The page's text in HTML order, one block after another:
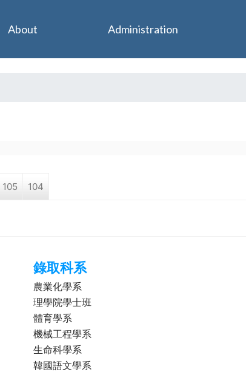
105 104
錄取科系
農業化學系
理學院學士班
體育學系
機械工程學系
生命科學系
韓國語文學系
About Administration